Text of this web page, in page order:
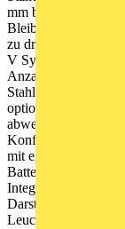
mm bis max. 3,3 kW
Bleibatterie bis zu
zu drei ein gebaute
V Systemspannung
Anzahl
Stahlblechgehäuse,
optional vor Ort
abweichend von der
Konfiguration
mit einer AC-
Batterie ausgeführt
Integration von
Darstellung des
Leuchtenfehler, DS-